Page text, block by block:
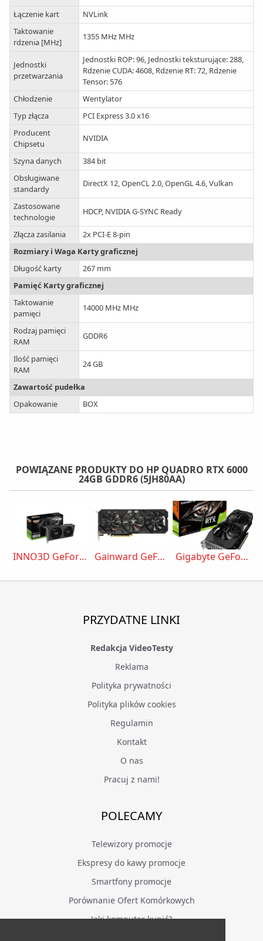
Łączenie kart
NVLink
Taktowanie
rdzenia [MHz]
1355 MHz MHz
Jednostki
przetwarzania
Jednostki ROP: 96, Jednostki teksturujące: 288,
Rdzenie CUDA: 4608, Rdzenie RT: 72, Rdzenie
Tensor: 576
Chłodzenie
Wentylator
Typ złącza
PCI Express 3.0 x16
Producent
Chipsetu
NVIDIA
Szyna danych
384 bit
Obsługiwane
standardy
DirectX 12, OpenCL 2.0, OpenGL 4.6, Vulkan
Zastosowane
technologie
HDCP, NVIDIA G-SYNC Ready
Złącza zasilania
2x PCI-E 8-pin
Rozmiary i Waga Karty graficznej
Długość karty
267 mm
Pamięć Karty graficznej
Taktowanie
pamięci
14000 MHz MHz
Rodzaj pamięci
RAM
GDDR6
Ilość pamięci
RAM
24 GB
Zawartość pudełka
Opakowanie
BOX
POWIĄZANE PRODUKTY DO HP QUADRO RTX 6000
24GB GDDR6 (5JH80AA)
INNO3D GeForce RTX 5060 Twin X2 Gainward GeForce RTX 2070 SUPER Phoenix GS Gigabyte GeForce RTX 2070 Windforce 2X 8GB GDDR6 (GV-N2070WF2-8GD)
PRZYDATNE LINKI
Redakcja VideoTesty
Reklama
Polityka prywatności
Polityka plików cookies
Regulamin
Kontakt
O nas
Pracuj z nami!
POLECAMY
Telewizory promocje
Ekspresy do kawy promocje
Smartfony promocje
Porównanie Ofert Komórkowych
Jaki komputer kupić?